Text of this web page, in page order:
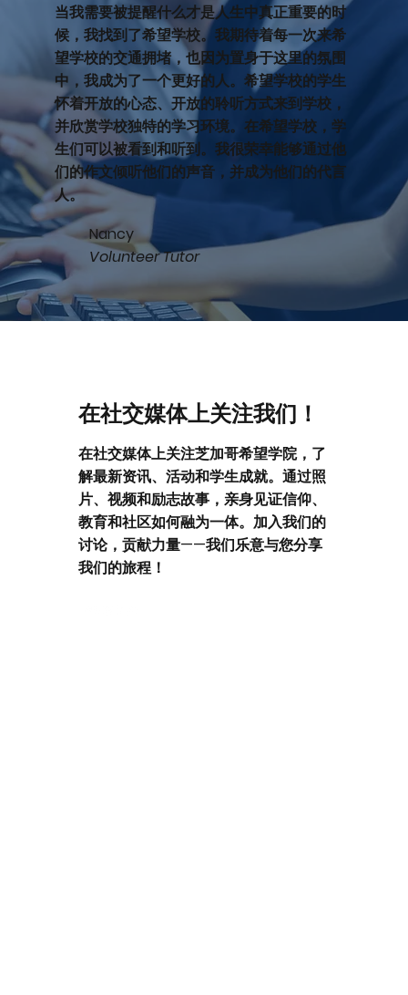
当我需要被提醒什么才是人生中真正重要的时
候，我找到了希望学校。我期待着每一次来希
望学校的交通拥堵，也因为置身于这里的氛围
中，我成为了一个更好的人。希望学校的学生
怀着开放的心态、开放的聆听方式来到学校，
并欣赏学校独特的学习环境。在希望学校，学
生们可以被看到和听到。我很荣幸能够通过他
们的作文倾听他们的声音，并成为他们的代言
人。
Nancy
Volunteer Tutor
在社交媒体上关注我们！
在社交媒体上关注芝加哥希望学院，了
解最新资讯、活动和学生成就。通过照
片、视频和励志故事，亲身见证信仰、
教育和社区如何融为一体。加入我们的
讨论，贡献力量——我们乐意与您分享
我们的旅程！